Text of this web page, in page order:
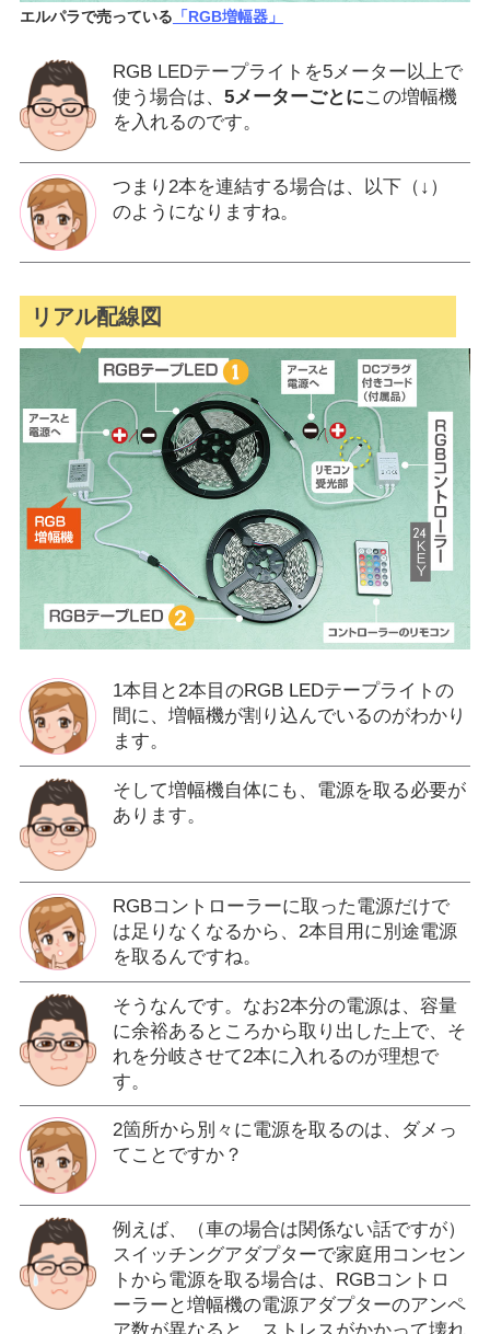
エルパラで売っている 「RGB増幅器」
RGB LEDテープライトを5メーター以上で
使う場合は、 5メーターごとにこの増幅機
を入れるのです。
つまり2本を連結する場合は、以下（↓）
のようになりますね。
リアル配線図
1本目と2本目のRGB LEDテープライトの
間に、増幅機が割り込んでいるのがわかり
ます。
そして増幅機自体にも、電源を取る必要が
あります。
RGBコントローラーに取った電源だけで
は足りなくなるから、2本目用に別途電源
を取るんですね。
そうなんです。なお2本分の電源は、容量
に余裕あるところから取り出した上で、そ
れを分岐させて2本に入れるのが理想で
す。
2箇所から別々に電源を取るのは、ダメっ
てことですか？
例えば、（車の場合は関係ない話ですが）
スイッチングアダプターで家庭用コンセン
トから電源を取る場合は、RGBコントロ
ーラーと増幅機の電源アダプターのアンペ